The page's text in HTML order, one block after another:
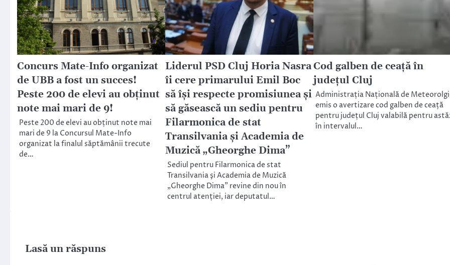
Concurs Mate-Info organizat
de UBB a fost un succes!
Peste 200 de elevi au obținut
note mai mari de 9!
Peste 200 de elevi au obținut note mai
mari de 9 la Concursul Mate-Info
organizat la finalul săptămânii trecute
de…
Liderul PSD Cluj Horia Nasra
îi cere primarului Emil Boc
să își respecte promisiunea și
să găsească un sediu pentru
Filarmonica de stat
Transilvania și Academia de
Muzică „Gheorghe Dima”
Sediul pentru Filarmonica de stat
Transilvania şi Academia de Muzică
„Gheorghe Dima” revine din nou în
centrul atenției, iar deputatul…
Cod galben de ceață în
județul Cluj
Administrația Națională de
emis o avertizare cod galben de ceață
pentru județul Cluj valabilă pentru
în intervalul…
Lasă un răspuns